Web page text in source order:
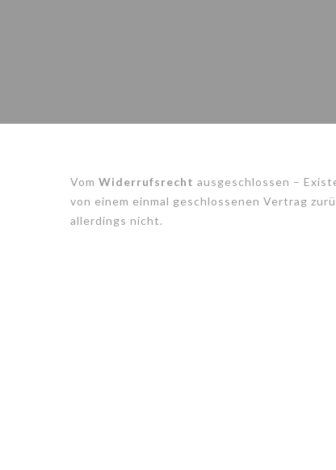
Vom Widerrufsrecht ausgeschlossen –
von einem einmal geschlossenen Vertrag
allerdings nicht.